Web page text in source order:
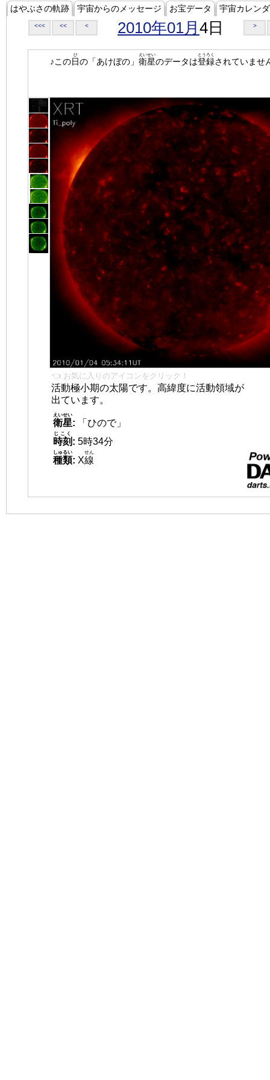
はやぶさの軌跡 宇宙からのメッセージ お宝データ 宇宙カレン
<<< << < 2010年01月 4日 >
♪この日
ひ
の「あけぼの」 衛星
えいせい
のデータは登録
とうろく
されていませ
👈 お気に入りのアイコンをクリック！
活動極小期の太陽です。高緯度に活動領域が
出ています。
衛星
えいせい
:
「ひので」
時刻
じこく
: 5時34分
種類
しゅるい
: X線
せん